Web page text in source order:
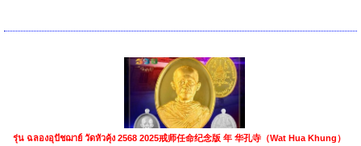
รุ่น ฉลองอุปัชฌาย์ วัดหัวคุ้ง 2568 2025戒师任命纪念版 年 华孔寺（Wat Hua Khung）